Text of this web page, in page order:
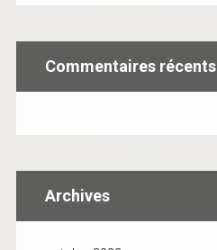
Commentaires récents
Archives